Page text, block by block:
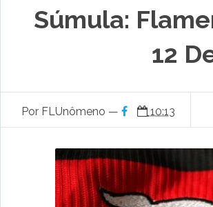
Súmula:
12
Por FLUnômeno — 10:13